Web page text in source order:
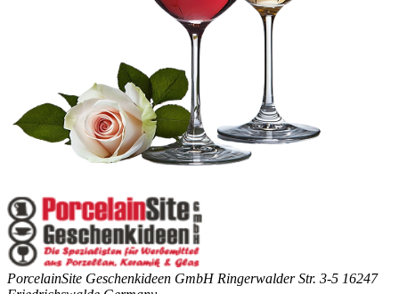
PorcelainSite Geschenkideen GmbH Ringerwalder Str. 3-5 16247